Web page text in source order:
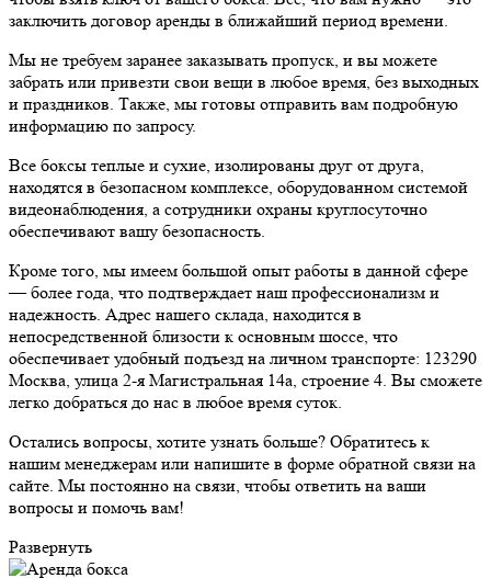
заключить договор аренды в ближайший период времени.
Мы не требуем заранее заказывать пропуск, и вы можете
забрать или привезти свои вещи в любое время, без выходных
и праздников. Также, мы готовы отправить вам подробную
информацию по запросу.
Все боксы теплые и сухие, изолированы друг от друга,
находятся в безопасном комплексе, оборудованном системой
видеонаблюдения, а сотрудники охраны круглосуточно
обеспечивают вашу безопасность.
Кроме того, мы имеем большой опыт работы в данной сфере
— более года, что подтверждает наш профессионализм и
надежность. Адрес нашего склада, находится в
непосредственной близости к основным шоссе, что
обеспечивает удобный подъезд на личном транспорте: 123290
Москва, улица 2-я Магистральная 14а, строение 4. Вы сможете
легко добраться до нас в любое время суток.
Остались вопросы, хотите узнать больше? Обратитесь к
нашим менеджерам или напишите в форме обратной связи на
сайте. Мы постоянно на связи, чтобы ответить на ваши
вопросы и помочь вам!
Развернуть